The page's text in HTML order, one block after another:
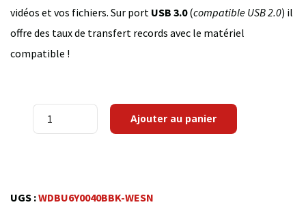
vidéos et vos fichiers. Sur port USB 3.0(compatible USB 2.0) il
offre des taux de transfert records avec le matériel
compatible !
quantité
de
Portable
Ajouter au panier
UGS :WDBU6Y0040BBK-WESN